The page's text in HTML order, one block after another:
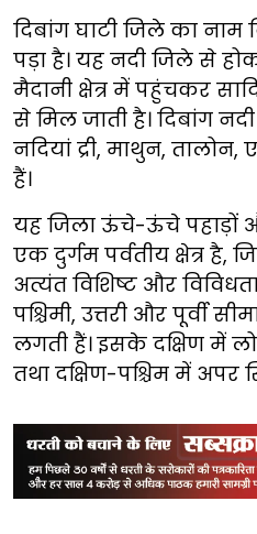
दिबांग घाटी जिले का नाम
पड़ा है। यह नदी जिले से
मैदानी क्षेत्र में पहुंचकर
से मिल जाती है। दिबांग
नदियां द्री, माथुन,
हैं।
यह जिला ऊंचे-ऊंचे पहाड़ों
एक दुर्गम पर्वतीय क्षेत्र
अत्यंत विशिष्ट और
पश्चिमी, उत्तरी और पूर्वी
लगती हैं। इसके दक्षिण में
तथा दक्षिण-पश्चिम में अपर